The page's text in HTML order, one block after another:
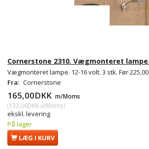
Cornerstone 2310. Vægmonteret
Vægmonteret lampe. 12-16 volt. 3 stk. Før 225,00.
Fra: Cornerstone
165,00DKK m/Moms
(132,00DKK u/Moms)
ekskl. levering
På lager
LÆG I KURV